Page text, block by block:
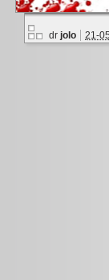
dr jolo 21-